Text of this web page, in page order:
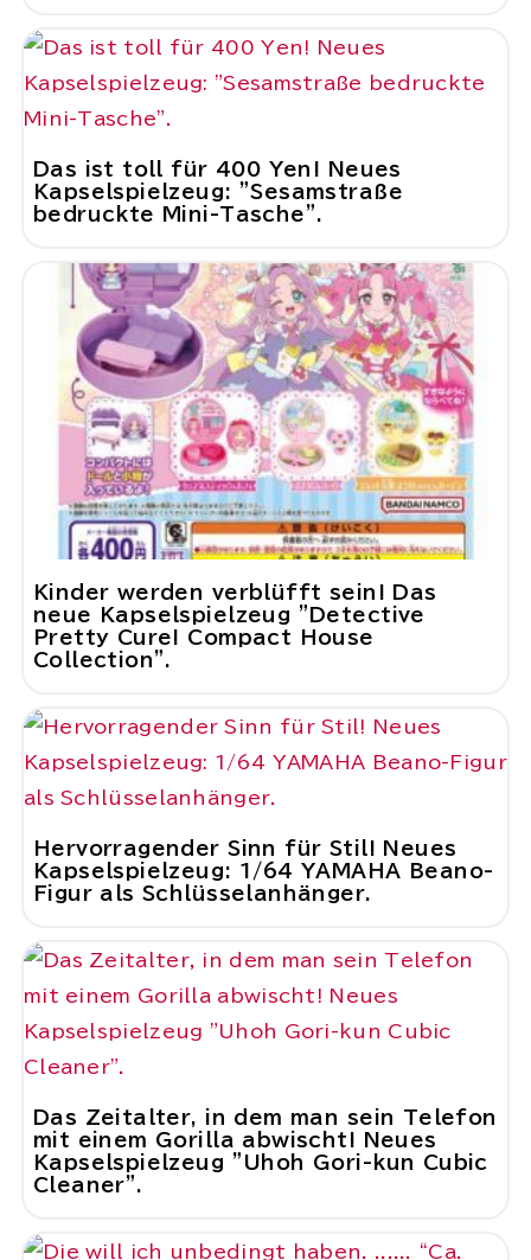
Das ist toll für 400 Yen! Neues
Kapselspielzeug: "Sesamstraße
bedruckte Mini-Tasche".
Kinder werden verblüfft sein! Das
neue Kapselspielzeug "Detective
Pretty Cure! Compact House
Collection".
Hervorragender Sinn für Stil! Neues
Kapselspielzeug: 1/64 YAMAHA Beano-
Figur als Schlüsselanhänger.
Das Zeitalter, in dem man sein Telefon
mit einem Gorilla abwischt! Neues
Kapselspielzeug "Uhoh Gori-kun Cubic
Cleaner".